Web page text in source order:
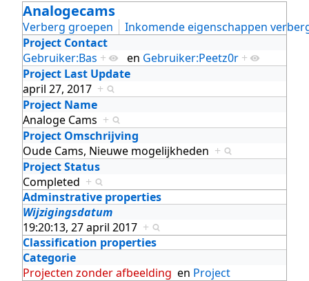
Analogecams
Verberg groepen
Inkomende eigenschappen
Project Contact
Gebruiker:Bas + en Gebruiker:Peetz0r +
Project Last Update
april 27, 2017 +
Project Name
Analoge Cams +
Project Omschrijving
Oude Cams, Nieuwe mogelijkheden +
Project Status
Completed +
Adminstrative properties
Wijzigingsdatum
19:20:13, 27 april 2017 +
Classification properties
Categorie
Projecten zonder afbeelding en Project